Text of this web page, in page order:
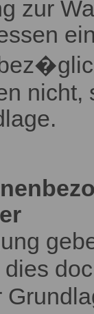
zur
nicht,